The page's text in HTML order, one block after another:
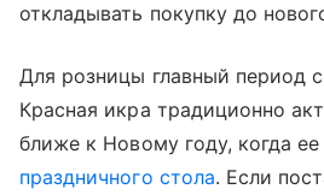
откладывать покупку до
Для розницы главный период
Красная икра традиционно
ближе к Новому году, когда
праздничного стола. Если